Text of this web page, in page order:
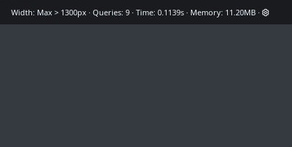
Width
Queries 9 Time 0.1139s Memory 11.20MB